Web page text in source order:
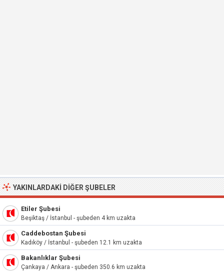
YAKINLARDAKI DIĞER ŞUBELER
Etiler Şubesi
Beşiktaş / İstanbul - şubeden 4 km uzakta
Caddebostan Şubesi
Kadıköy / İstanbul - şubeden 12.1 km uzakta
Bakanlıklar Şubesi
Çankaya / Ankara - şubeden 350.6 km uzakta